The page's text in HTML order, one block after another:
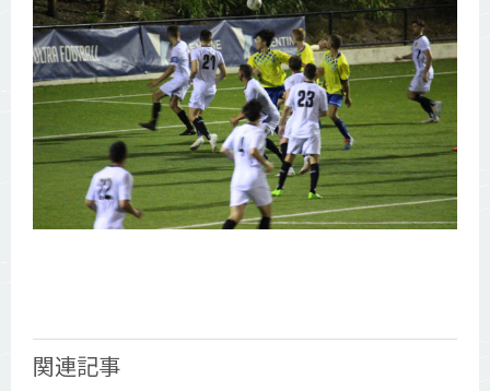
関連記事